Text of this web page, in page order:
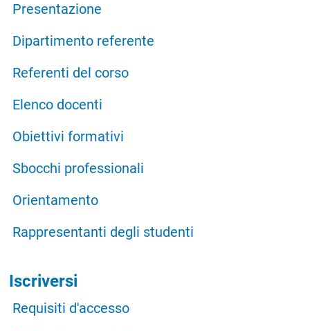
Presentazione
Dipartimento referente
Referenti del corso
Elenco docenti
Obiettivi formativi
Sbocchi professionali
Orientamento
Rappresentanti degli studenti
Iscriversi
Requisiti d'accesso